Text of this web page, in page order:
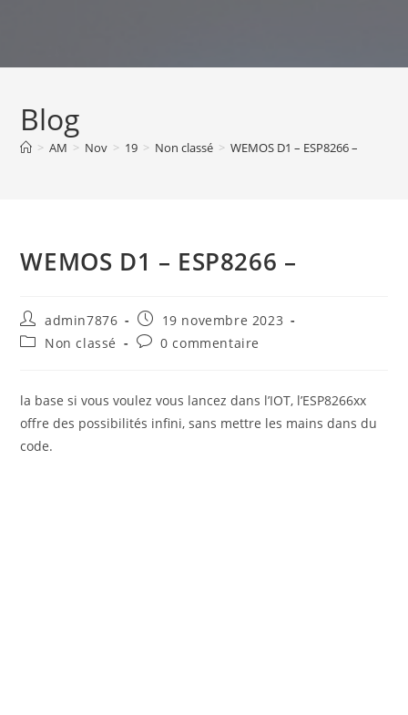
Blog
> AM > Nov > 19 > Non classé > WEMOS D1 – ESP8266 –
WEMOS D1 – ESP8266 –
Auteur/autrice
de
la
admin7876
Publication
publiée :
19 novembre 2023
PostNon classé
Commentaires
publication :
0 commentaire
la base si vous voulez vous lancez dans l’IOT, l’ESP8266xx
offre des possibilités infini, sans mettre les mains dans du
code.